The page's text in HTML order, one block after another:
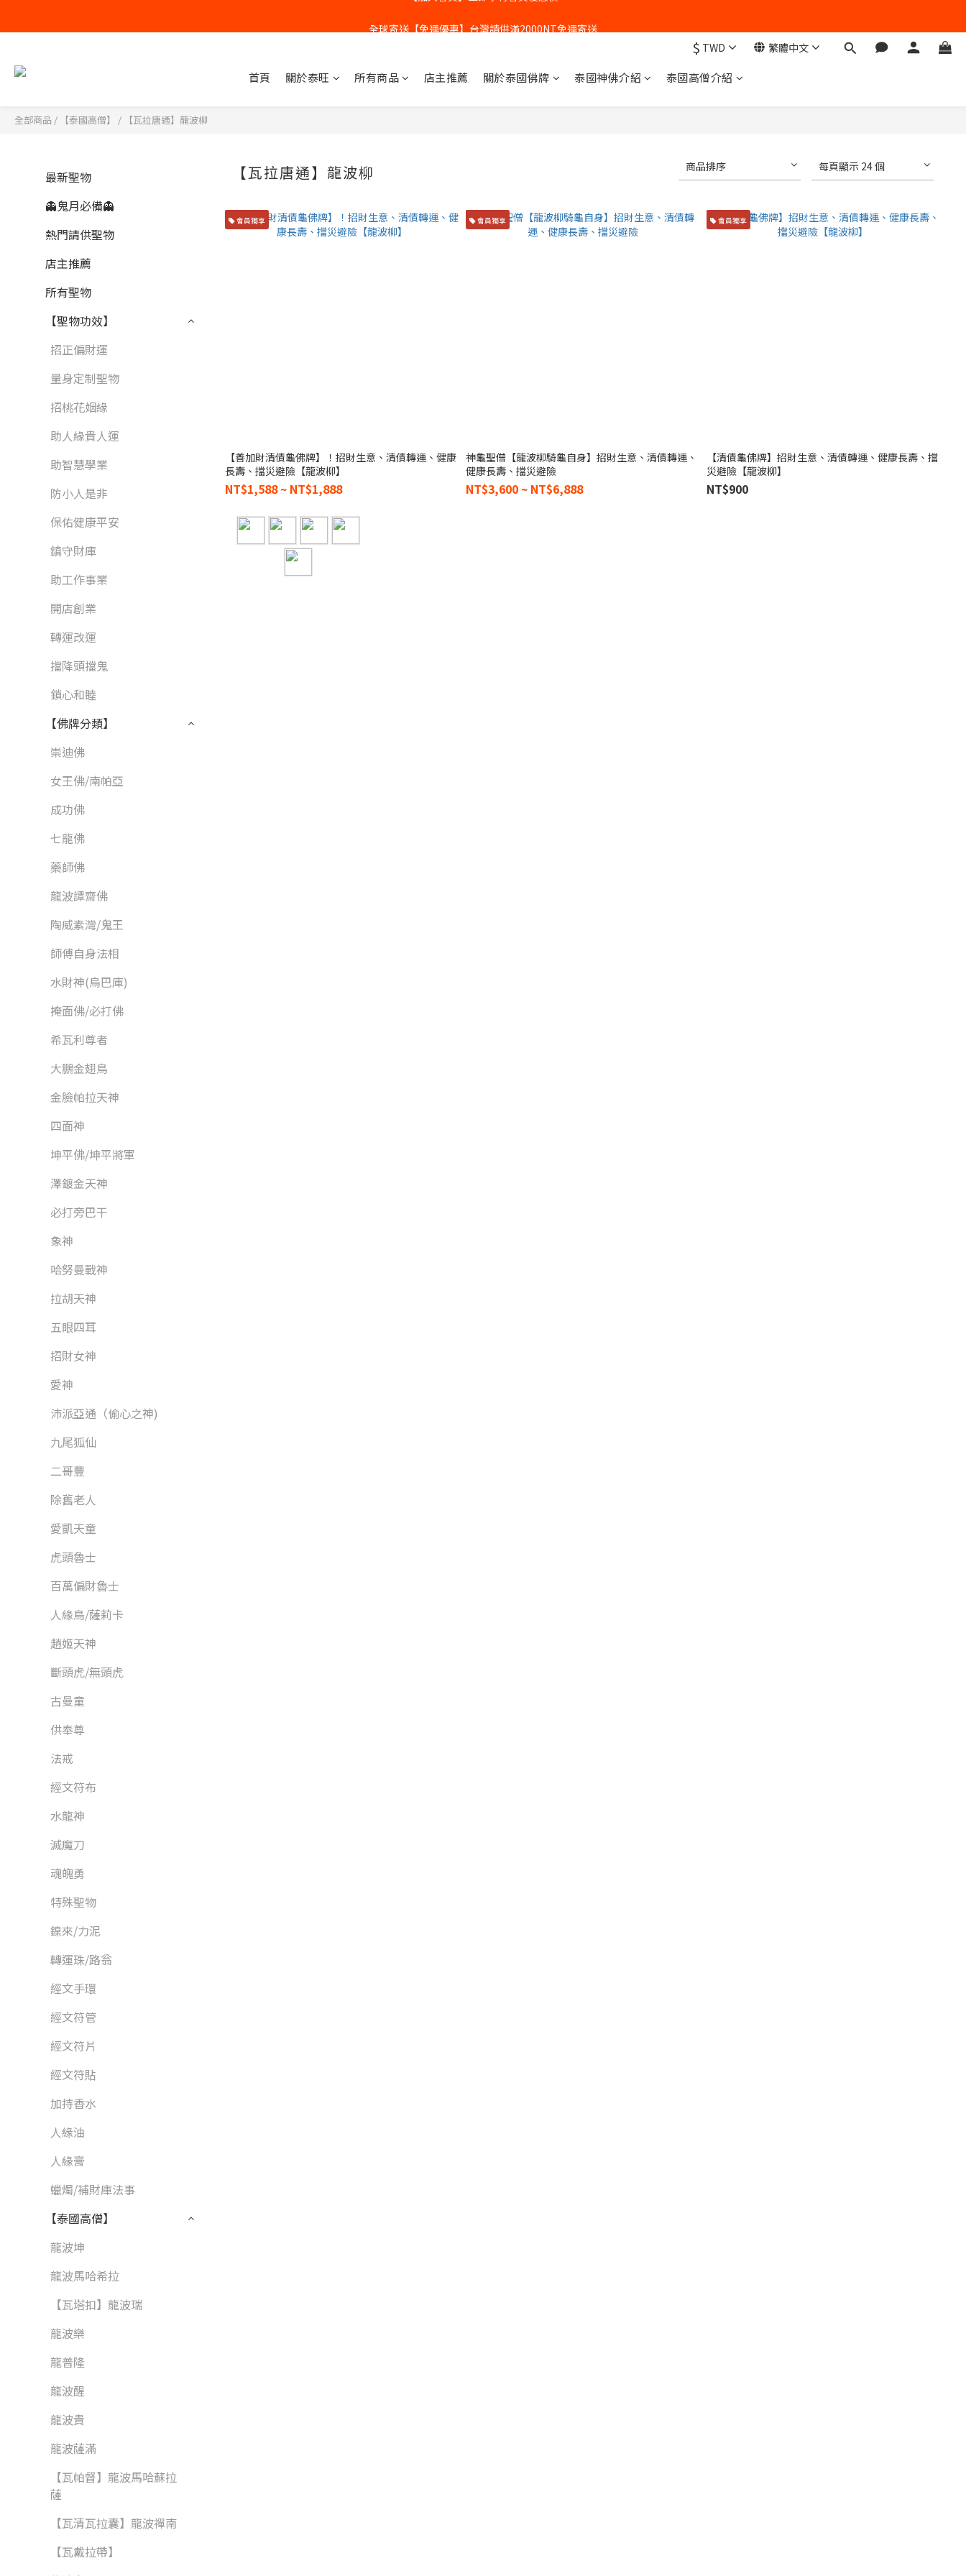
全球寄送【免運優惠】台灣請供滿2000NT免運寄送
$ TWD 繁體中文
首頁 關於泰旺 所有商品 店主推薦 關於泰國佛牌 泰國神佛介紹 泰國高僧介紹
全部商品 / 【泰國高僧】 / 【瓦拉唐通】龍波柳
最新聖物
👻鬼月必備👻
熱門請供聖物
店主推薦
所有聖物
【聖物功效】
招正偏財運
量身定制聖物
招桃花姻緣
助人緣貴人運
助智慧學業
防小人是非
保佑健康平安
鎮守財庫
助工作事業
開店創業
轉運改運
擋降頭擋鬼
鎖心和睦
【佛牌分類】
崇迪佛
女王佛/南帕亞
成功佛
七龍佛
藥師佛
龍波譚齋佛
陶威素灣/鬼王
師傅自身法相
水財神(烏巴庫)
掩面佛/必打佛
希瓦利尊者
大鵬金翅鳥
金臉帕拉天神
四面神
坤平佛/坤平將軍
澤鍍金天神
必打旁巴干
象神
哈努曼戰神
拉胡天神
五眼四耳
招財女神
愛神
沛派亞通（偷心之神)
九尾狐仙
二哥豐
除舊老人
愛凱天童
虎頭魯士
百萬偏財魯士
人緣鳥/薩莉卡
趙姬天神
斷頭虎/無頭虎
古曼童
供奉尊
法戒
經文符布
水龍神
滅魔刀
魂魄勇
特殊聖物
鎳來/力泥
轉運珠/路翁
經文手環
經文符管
經文符片
經文符貼
加持香水
人緣油
人緣膏
蠟燭/補財庫法事
【泰國高僧】
龍波坤
龍波馬哈希拉
【瓦塔扣】龍波瑞
龍波樂
龍普隆
龍波醒
龍波貴
龍波薩滿
【瓦帕督】龍波馬哈蘇拉
薩
【瓦清瓦拉囊】龍波禪南
【瓦戴拉帶】
【瓦拉唐通】龍波柳 商品排序 每頁顯示 24 個
會員獨享
【善加財清債龜佛牌】！招財生意、清債轉運、健康
長壽、擋災避險【龍波柳】
NT$1,588 ~ NT$1,888
會員獨享
神龜聖僧【龍波柳騎龜自身】招財生意、清債轉運、
健康長壽、擋災避險
NT$3,600 ~ NT$6,888
會員獨享
【清債龜佛牌】招財生意、清債轉運、健康長壽、擋
災避險【龍波柳】
NT$900